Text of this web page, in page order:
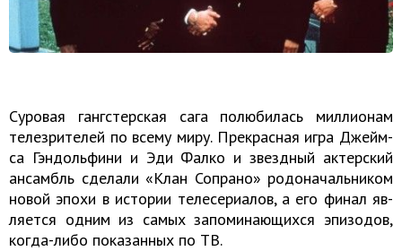
Су­ро­вая ганг­стер­ская сага полюбилась миллионам
телезрителей по всему миру. Пре­крас­ная игра Джейм­
са Гэн­доль­фи­ни и Эди Фалко и звезд­ный ак­тер­ский
ан­самбль сде­ла­ли «Клан Со­пра­но» ро­до­на­чаль­ни­ком
новой эпохи в ис­то­рии те­ле­се­ри­а­лов, а его финал яв­
ля­ет­ся одним из самых за­по­ми­на­ю­щих­ся эпи­зо­дов,
ко­гда-ли­бо по­ка­зан­ных по ТВ.